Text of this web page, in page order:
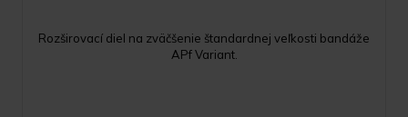
Rozširovací diel na zväčšenie štandardnej veľkosti bandáže
APf Variant.